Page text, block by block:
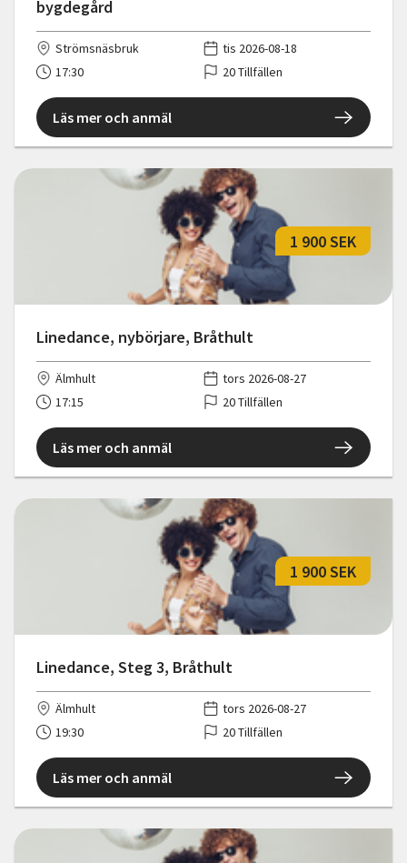
bygdegård
Strömsnäsbruk
tis 2026-08-18
17:30
20 Tillfällen
Läs mer och anmäl
Linedance, nybörjare, Bråthult
1 900 SEK
Älmhult
tors 2026-08-27
17:15
20 Tillfällen
Läs mer och anmäl
Linedance, Steg 3, Bråthult
1 900 SEK
Älmhult
tors 2026-08-27
19:30
20 Tillfällen
Läs mer och anmäl